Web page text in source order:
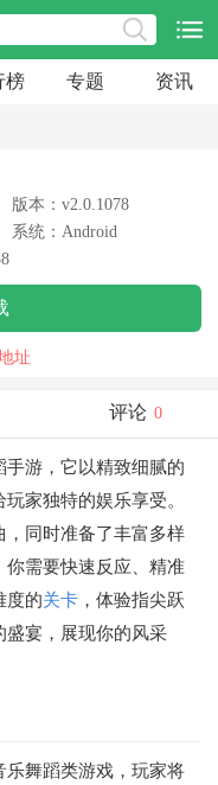
榜 专题 资讯
版本：v2.0.1078
系统：Android
址
评论 0
游，它以精致细腻的
家独特的娱乐享受。
同时准备了丰富多样
你需要快速反应、精准
度的关卡 ，体验指尖跃
盛宴，展现你的风采
舞蹈类游戏，玩家将